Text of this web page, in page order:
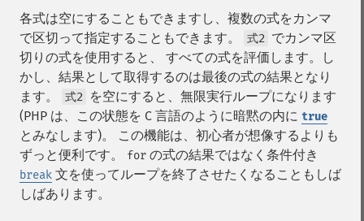
各式は空にすることもできますし、複数の式をカンマ
で区切って指定することもできます。
式2
でカンマ区
切りの式を使用すると、 すべての式を評価します。し
かし、結果として取得するのは最後の式の結果となり
ます。
式2
を空にすると、無限実行ループになります
(PHP は、この状態を C 言語のように暗黙の内に true
とみなします)。 この機能は、初心者が想像するよりも
ずっと便利です。
for の式の結果ではなく条件付き
break 文を使ってループを終了させたくなることもしば
しばあります。